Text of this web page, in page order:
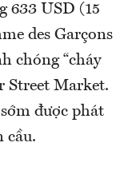
633 USD (15
des Garçons
chóng “cháy
Street Market.
được phát
cầu.